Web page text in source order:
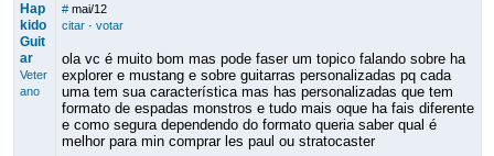
Hap
kido
Guit
ar
Veter
ano
# mai/12
citar· votar
ola vc é muito bom mas pode faser um topico falando sobre ha
explorer e mustang e sobre guitarras personalizadas pq cada
uma tem sua característica mas has personalizadas que tem
formato de espadas monstros e tudo mais oque ha fais diferente
e como segura dependendo do formato queria saber qual é
melhor para min comprar les paul ou stratocaster